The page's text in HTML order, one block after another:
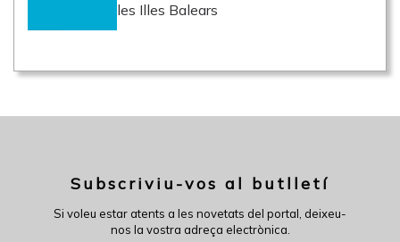
les Illes Balears
Subscriviu-vos al butlletí
Si voleu estar atents a les novetats del portal, deixeu-
nos la vostra adreça electrònica.